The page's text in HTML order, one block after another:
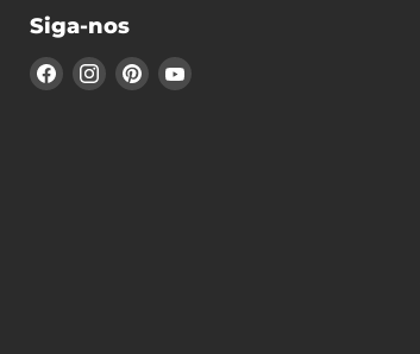
Siga-nos
Encontre-Encontre-Encontre-Encontre-